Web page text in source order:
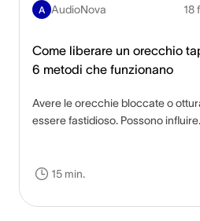
A AudioNova 18
Come liberare un orecchio
6 metodi che funzionano
Avere le orecchie bloccate o
essere fastidioso. Possono influire
Inoltre, un trattamento errato delle
orecchie bloccate può
peggiorare la situazione. Questa
15 min.